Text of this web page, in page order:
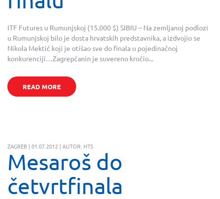
ITF Futures u Rumunjskoj (15.000 $) SIBIU – Na zemljanoj podlozi
u Rumunjskoj bilo je dosta hrvatskih predstavnika, a izdvojio se
Nikola Mektić koji je otišao sve do finala u pojedinačnoj
konkurenciji…Zagrepčanin je suvereno kročio...
READ MORE
ZAGREB | 01.07.2012 | AUTOR: HTS
Mesaroš do
četvrtfinala